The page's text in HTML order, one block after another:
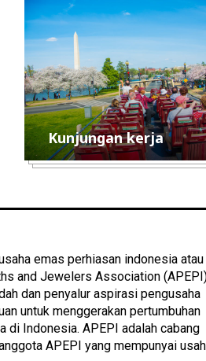
Kunjungan kerja
emas perhiasan indonesia atau
and Jewelers Association
dan penyalur aspirasi pengusaha
untuk menggerakan pertumbuhan
di Indonesia. APEPI adalah cabang
APEPI yang mempunyai